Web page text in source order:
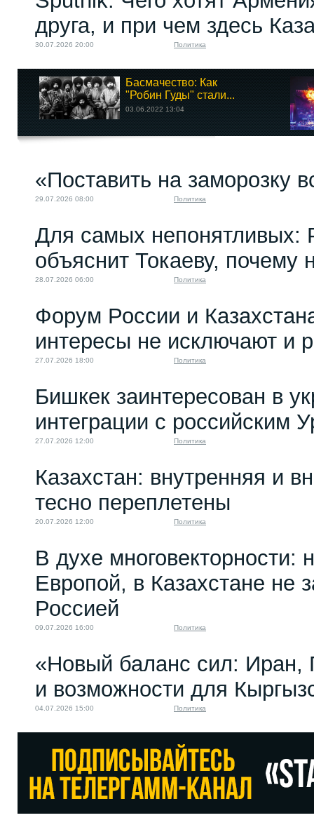
друга, и при чем здесь
30.07.2026 20:00 Политика
Басмачество: Как
"Робин Гуды" стали...
03.06.2022 13:04
«Поставить на заморозку
29.07.2026 08:00 Политика
Для самых непонятливых:
объяснит Токаеву,
28.07.2026 06:00 Политика
Форум России и
интересы не исключают и
27.07.2026 18:00 Политика
Бишкек заинтересован в
интеграции с российским
27.07.2026 12:00 Политика
Казахстан: внутренняя и
тесно переплетены
20.07.2026 12:00 Политика
В духе многовекторности:
Европой, в Казахстане не
Россией
09.07.2026 16:00 Политика
«Новый баланс сил: Иран,
и возможности для
04.07.2026 15:00 Политика